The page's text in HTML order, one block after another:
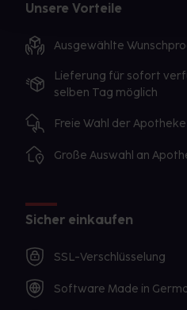
Unsere Vorteile
Ausgewählte
Lieferung für sofort
selben Tag möglich
Freie Wahl der Apotheke
Große Auswahl an
Sicher einkaufen
SSL-Verschlüsselung
Software Made in